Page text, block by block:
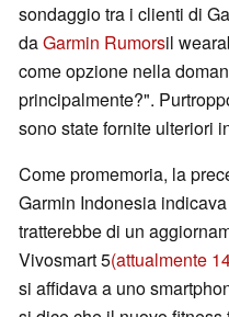
sondaggio tra i clienti di
daGarmin Rumorsil
come opzione nella
principalmente?".
sono state fornite ulteriori
Come promemoria, la
Garmin Indonesia
tratterebbe di un
Vivosmart 5(attualmente
si affidava a uno